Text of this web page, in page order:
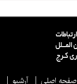
صفحه اصلی آرشیو